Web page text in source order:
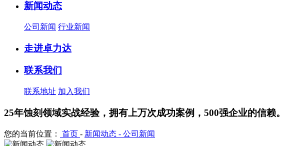
新闻动态
公司新闻 行业新闻
走进卓力达
联系我们
联系地址 加入我们
25年蚀刻领域实战经验，拥有上万次成功案例，500强企业的信赖。
您的当前位置： 首页 - 新闻动态 - 公司新闻